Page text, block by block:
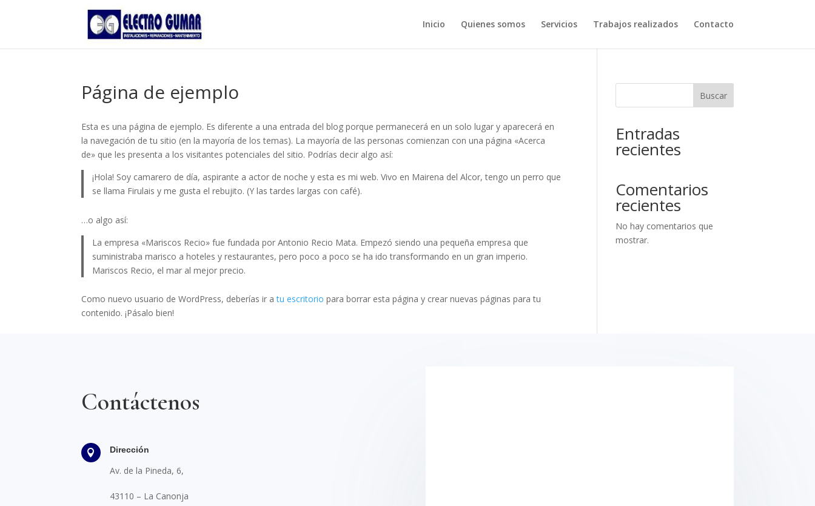
Inicio Quienes somos Servicios Trabajos realizados Contacto
Página de ejemplo
Esta es una página de ejemplo. Es diferente a una entrada del blog porque permanecerá en un solo lugar y aparecerá en
la navegación de tu sitio (en la mayoría de los temas). La mayoría de las personas comienzan con una página «Acerca
de» que les presenta a los visitantes potenciales del sitio. Podrías decir algo así:
¡Hola! Soy camarero de día, aspirante a actor de noche y esta es mi web. Vivo en Mairena del Alcor, tengo un perro que
se llama Firulais y me gusta el rebujito. (Y las tardes largas con café).
…o algo así:
La empresa «Mariscos Recio» fue fundada por Antonio Recio Mata. Empezó siendo una pequeña empresa que
suministraba marisco a hoteles y restaurantes, pero poco a poco se ha ido transformando en un gran imperio.
Mariscos Recio, el mar al mejor precio.
Como nuevo usuario de WordPress, deberías ir atu escritorio para borrar esta página y crear nuevas páginas para tu
contenido. ¡Pásalo bien!
Buscar
Entradas
recientes
Comentarios
recientes
No hay comentarios que
mostrar.
Contáctenos
 Dirección
Av. de la Pineda, 6,
43110 – La Canonja